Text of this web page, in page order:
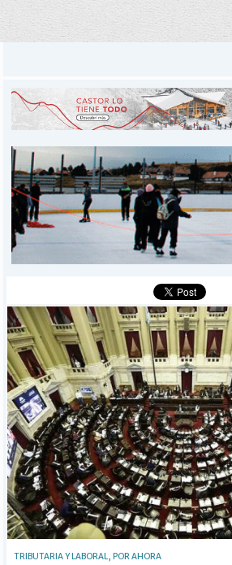
INICIO
PROVINCIALES
DEPORTES
POLICIALES
I-DIARIO
MÁS
BÚSQUEDA
TRIBUTARIA Y LABORAL, POR AHORA